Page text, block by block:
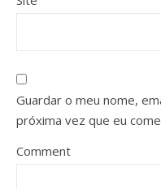
Guardar o meu nome,
próxima vez que eu
Comment